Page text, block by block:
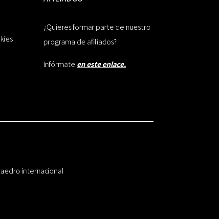
¿Quieres formar parte de nuestro
programa de afiliados?
Infórmate en este enlace.
internacional